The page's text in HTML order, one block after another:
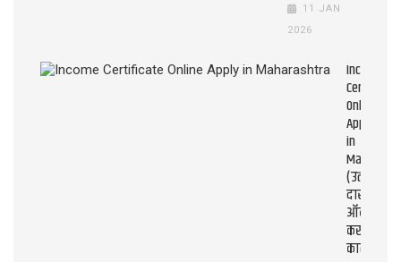
11 JAN
2026
Income
Certificate
Online
Apply
in
(उत्पन्न
दाखला
ऑनलाइन
कसे
काढावे?)